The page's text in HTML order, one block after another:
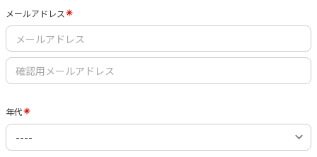
メールアドレス
年代